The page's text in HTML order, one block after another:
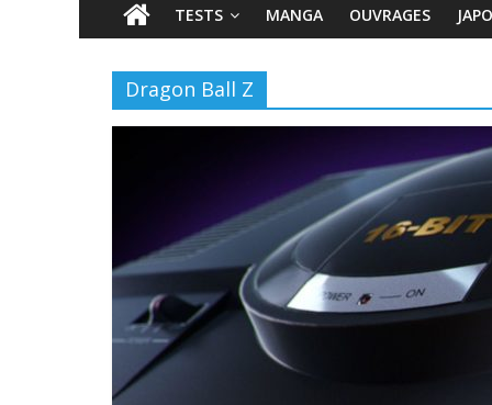
TESTS MANGA OUVRAGES
Dragon Ball Z